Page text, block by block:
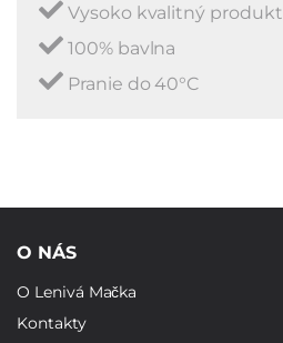
Vysoko kvalitný produkt
100% bavlna
Pranie do 40°C
O NÁS
O Lenivá Mačka
Kontakty